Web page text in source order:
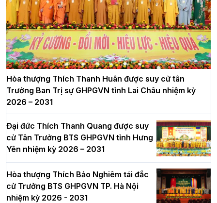
Hòa thượng Thích Thanh Huân được suy cử tân
Trưởng Ban Trị sự GHPGVN tỉnh Lai Châu nhiệm kỳ
2026 – 2031
Đại đức Thích Thanh Quang được suy
cử Tân Trưởng BTS GHPGVN tỉnh Hưng
Yên nhiệm kỳ 2026 – 2031
Hòa thượng Thích Bảo Nghiêm tái đắc
cử Trưởng BTS GHPGVN TP. Hà Nội
nhiệm kỳ 2026 - 2031